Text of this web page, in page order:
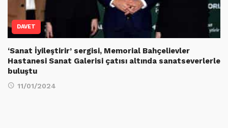
DAVET
‘Sanat İyileştirir’ sergisi, Memorial Bahçelievler
Hastanesi Sanat Galerisi çatısı altında sanatseverlerle
buluştu
11/01/2024